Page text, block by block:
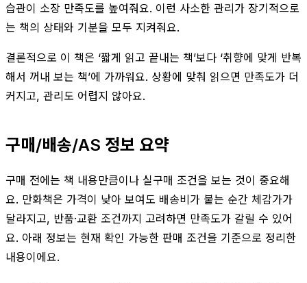
습관이 소장 만족도를 높여줘요. 이런 사소한 관리가 장기적으로
는 책의 상태와 기분을 모두 지켜줘요.
결론적으로 이 책은 ‘짧게 읽고 끝내는 책’보다 ‘취향에 맞게 반복
해서 꺼내 보는 책’에 가까워요. 상황에 맞춰 읽으면 만족도가 더
커지고, 관리도 어렵지 않아요.
구매/배송/AS 정보 요약
구매 전에는 책 내용만큼이나 실구매 조건을 보는 것이 중요해
요. 만화책은 가격이 낮아 보여도 배송비가 붙는 순간 체감가가
달라지고, 반품·교환 조건까지 고려하면 만족도가 갈릴 수 있어
요. 아래 정보는 현재 확인 가능한 판매 조건을 기준으로 정리한
내용이에요.